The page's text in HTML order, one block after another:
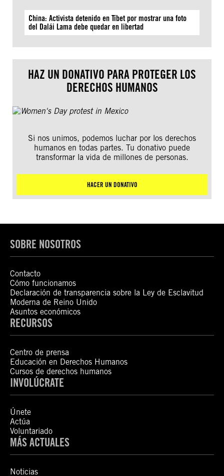
China: Activista detenido en Tíbet por mostrar una foto
del Dalái Lama debe quedar en libertad
HAZ UN DONATIVO PARA PROTEGER LOS
DERECHOS HUMANOS
Si nos unimos, podemos luchar por los derechos
humanos en todas partes. Tu donativo puede
transformar la vida de millones de personas.
HACER UN DONATIVO
SOBRE NOSOTROS
Contacto
Cómo funcionamos
Declaración de transparencia sobre la Ley de Esclavitud
Moderna de Reino Unido
Asuntos económicos
RECURSOS
Centro de prensa
Educación en Derechos Humanos
Cursos de derechos humanos
INVOLÚCRATE
Únete
Actúa
Voluntariado
MÁS ACTUALES
Noticias